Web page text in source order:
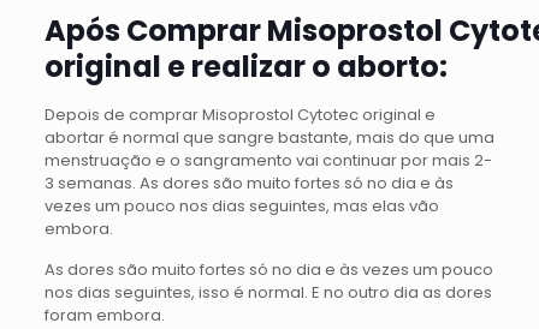
Após Comprar Misoprostol
original e realizar o aborto:
Depois de comprar Misoprostol Cytotec original e
abortar é normal que sangre bastante, mais do que uma
menstruação e o sangramento vai continuar por mais 2-
3 semanas. As dores são muito fortes só no dia e às
vezes um pouco nos dias seguintes, mas elas vão
embora.
As dores são muito fortes só no dia e às vezes um pouco
nos dias seguintes, isso é normal. E no outro dia as dores
foram embora.